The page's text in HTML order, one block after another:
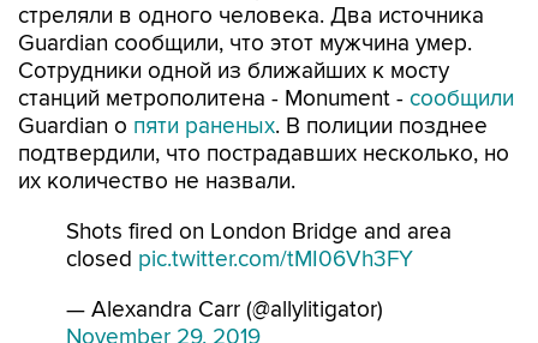
стреляли в одного человека. Два источника
Guardian сообщили, что этот мужчина умер.
Сотрудники одной из ближайших к мосту
станций метрополитена - Monument - сообщили
Guardian о пяти раненых. В полиции позднее
подтвердили, что пострадавших несколько, но
их количество не назвали.
Shots fired on London Bridge and area
closed pic.twitter.com/tMI06Vh3FY
— Alexandra Carr (@allylitigator)